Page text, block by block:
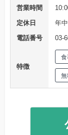
営業時間
定休日
年
電話番号
03-
特徴
食
無